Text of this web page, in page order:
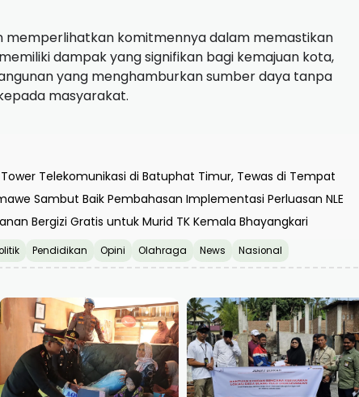
memperlihatkan komitmennya dalam memastikan
dampak yang signifikan bagi kemajuan kota,
yang menghamburkan sumber daya tanpa
masyarakat.
Telekomunikasi di Batuphat Timur, Tewas di Tempat
Sambut Baik Pembahasan Implementasi Perluasan NLE
Bergizi Gratis untuk Murid TK Kemala Bhayangkari
Pendidikan Opini Olahraga News Nasional